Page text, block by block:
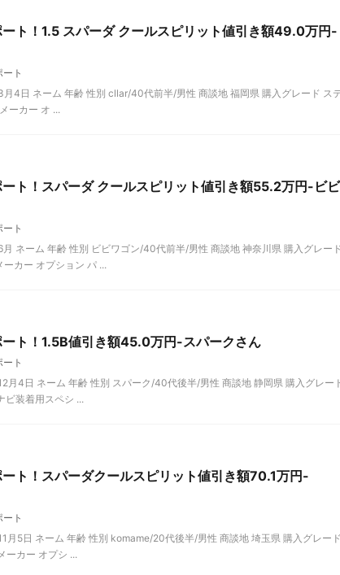
ト！1.5 スパーダ クールスピリット値引き額49.0万円-
ト
4日 ネーム 年齢 性別 cllar/40代前半/男性 商談地 福岡県 購入グレード ス
ーカー オ ...
ト！スパーダ クールスピリット値引き額55.2万円-ビビ
ト
ネーム 年齢 性別 ビビワゴン/40代前半/男性 商談地 神奈川県 購入グレー
カー オプション パ ...
ト！1.5B値引き額45.0万円-スパークさん
ト
月4日 ネーム 年齢 性別 スパーク/40代後半/男性 商談地 静岡県 購入グレー
ビ装着用スペシ ...
ト！スパーダクールスピリット値引き額70.1万円-
ト
月5日 ネーム 年齢 性別 komame/20代後半/男性 商談地 埼玉県 購入グレー
ーカー オプシ ...